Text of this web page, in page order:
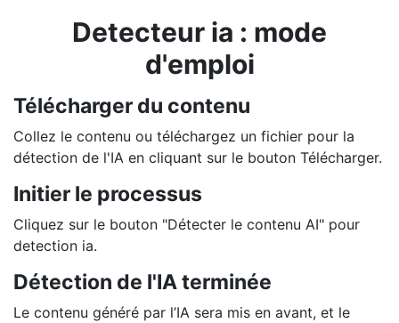
Detecteur ia : mode
d'emploi
Télécharger du contenu
Collez le contenu ou téléchargez un fichier pour la
détection de l'IA en cliquant sur le bouton Télécharger.
Initier le processus
Cliquez sur le bouton "Détecter le contenu AI" pour
detection ia.
Détection de l'IA terminée
Le contenu généré par l’IA sera mis en avant, et le